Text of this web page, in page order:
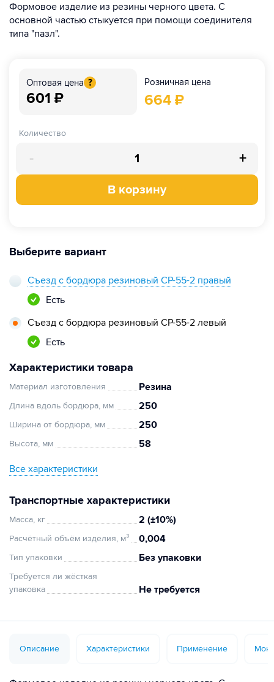
Формовое изделие из резины черного цвета. С
основной частью стыкуется при помощи соединителя
типа "пазл".
Оптовая цена ?
601 ₽
Розничная цена
664 ₽
Количество
- +
В корзину
Выберите вариант
Съезд с бордюра резиновый СР-55-2 правый
Есть
Съезд с бордюра резиновый СР-55-2 левый
Есть
Характеристики товара
Материал изготовления Резина
Длина вдоль бордюра, мм 250
Ширина от бордюра, мм 250
Высота, мм 58
Все характеристики
Транспортные характеристики
Масса, кг 2 (±10%)
Расчётный объём изделия, м³ 0,004
Тип упаковки Без упаковки
Требуется ли жёсткая
упаковка
Не требуется
Описание Характеристики Применение